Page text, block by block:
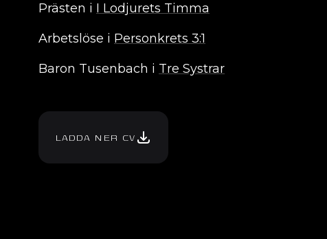
Prästen i I Lodjurets Timma
Arbetslöse i Personkrets 3:1
Baron Tusenbach i Tre Systrar
LADDA NER CV